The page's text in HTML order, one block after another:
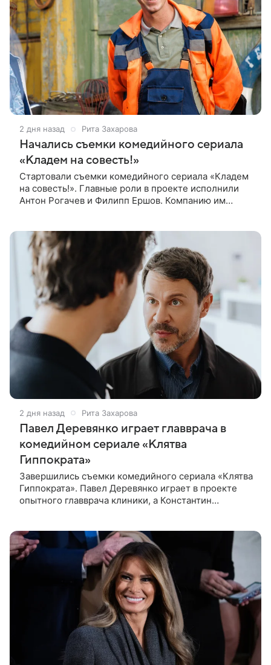
2 дня назад Рита Захарова
Начались съемки комедийного сериала
«Кладем на совесть!»
Стартовали съемки комедийного сериала «Кладем
на совесть!». Главные роли в проекте исполнили
Антон Рогачев и Филипп Ершов. Компанию им
2 дня назад Рита Захарова
Павел Деревянко играет главврача в
комедийном сериале «Клятва
Гиппократа»
Завершились съемки комедийного сериала «Клятва
Гиппократа». Павел Деревянко играет в проекте
опытного главврача клиники, а Константин